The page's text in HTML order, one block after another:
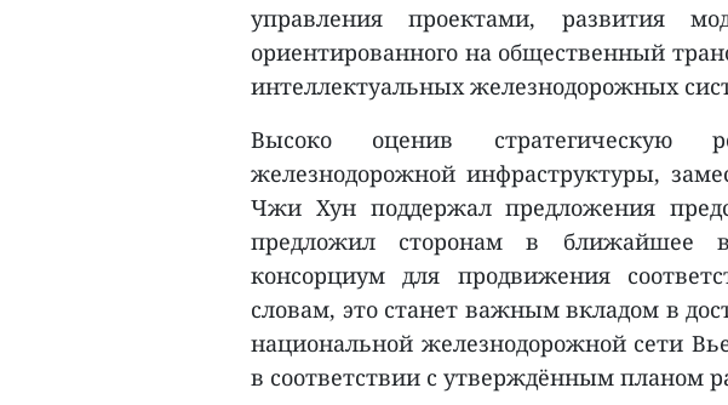
управления проектами, развития
ориентированного на общественный
интеллектуальных железнодорожных
Высоко оценив
железнодорожной инфраструктуры,
Чжи Хун поддержал предложения
предложил сторонам в ближайшее
консорциум для продвижения
словам, это станет важным вкладом в
национальной железнодорожной сети
в соответствии с утверждённым планом